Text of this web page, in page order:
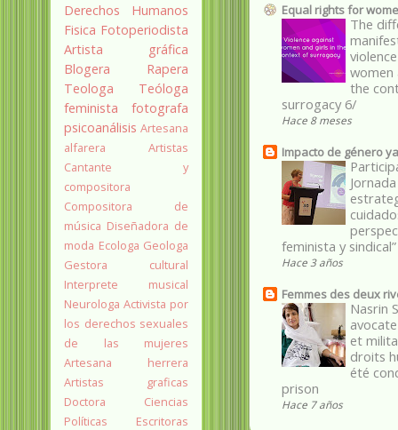
Derechos Humanos
Fisica Fotoperiodista
Artista gráfica
Blogera
Rapera
Teologa
Teóloga
feminista
fotografa
psicoanálisis Artesana
alfarera
Artistas
Cantante y
compositora
Compositora de
música Diseñadora de
moda Ecologa Geologa
Gestora cultural
Interprete musical
Neurologa Activista por
los derechos sexuales
de las mujeres
Artesana herrera
Artistas graficas
Doctora Ciencias
Políticas
Escritoras
Equal rights for
The
women
the
surrogacy 6/
Hace 8 meses
Impacto de género
feminista y sindical”
Hace 3 años
Femmes des deux
Nasrin
et
droits
été
prison
Hace 7 años